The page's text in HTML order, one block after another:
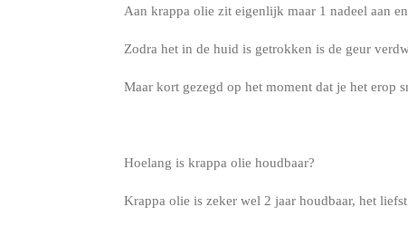
Aan krappa olie zit eigenlijk maar 1 nadeel aan
Zodra het in de huid is getrokken is de geur
Maar kort gezegd op het moment dat je het erop
Hoelang is krappa olie houdbaar?
Krappa olie is zeker wel 2 jaar houdbaar, het